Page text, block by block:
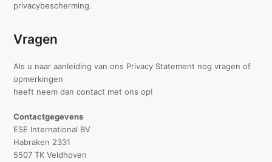
privacybescherming.
Vragen
Als u naar aanleiding van ons Privacy Statement nog vragen of
opmerkingen
heeft neem dan contact met ons op!
Contactgegevens
ESE International BV
Habraken 2331
5507 TK Veldhoven